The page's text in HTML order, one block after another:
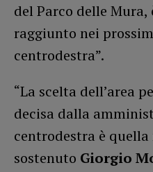
del Parco delle
raggiunto nei
centrodestra”.
“La scelta dell’area
decisa dalla
centrodestra è
sostenuto Giorgio